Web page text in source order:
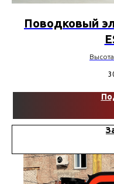
Поводковый
Тип мачты -